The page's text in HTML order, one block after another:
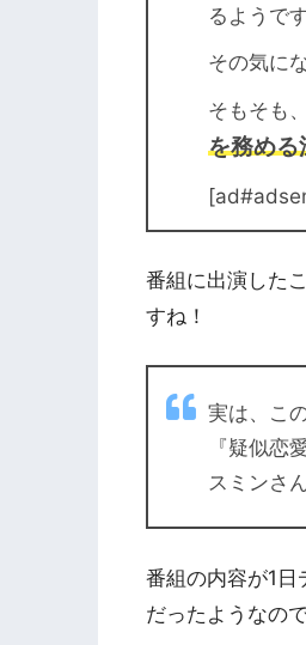
るようで
その気に
そもそも、
を務める
番組に出演した
すね！
実は、こ
『疑似恋
スミンさ
番組の内容が1日
だったようなの